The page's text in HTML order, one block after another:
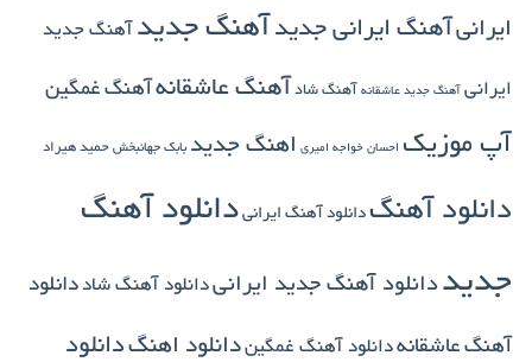
ایرانی آهنگ ایرانی جدید آهنگ جدید آهنگ جدید
ایرانی آهنگ جدید عاشقانه آهنگ شاد آهنگ عاشقانه آهنگ غمگین
آپ موزیک احسان خواجه امیری اهنگ جدید بابک جهانبخش حمید هیراد
دانلود آهنگ دانلود آهنگ ایرانی دانلود آهنگ
جدید دانلود آهنگ جدید ایرانیدانلود آهنگ شاد دانلود
آهنگ عاشقانهدانلود آهنگ غمگیندانلود اهنگ دانلود